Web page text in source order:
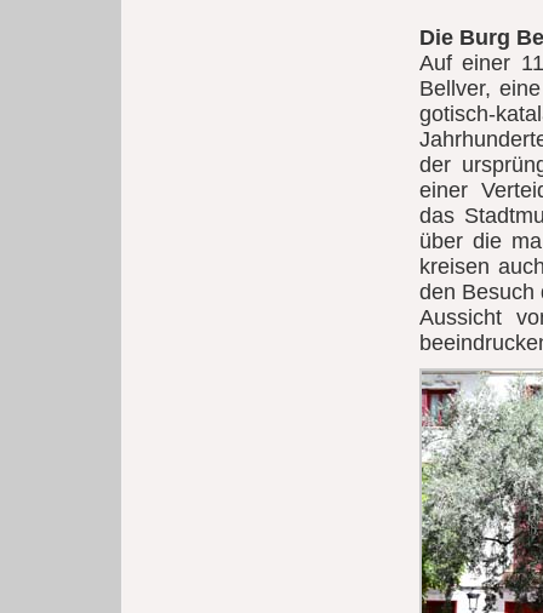
Die Burg
Auf einer
Bellver,
gotisch-
der
einer
das
über die
kreisen
den Besuch
Aussicht